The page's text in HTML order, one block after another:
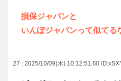
損保ジャパンと
いんぽジャパンって似てる
27 : 2025/10/09(木) 10:12:51.60